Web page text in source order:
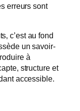
erreurs sont
c’est au fond
un savoir-
à
structure et
accessible.